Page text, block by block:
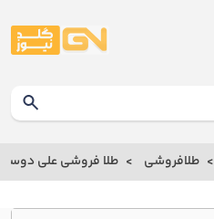
طلافروشی طلا فروشی علي